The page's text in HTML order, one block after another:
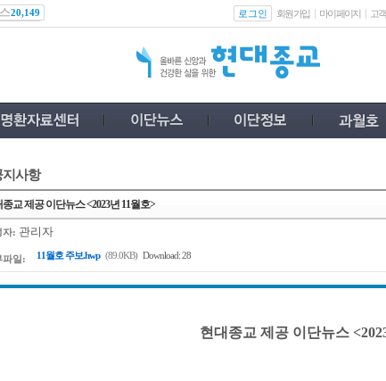
20,149 로그인 회원가입 마이페이지 고
지사항
종교 제공 이단뉴스 <2023년 11월호>
자: 관리자
파일: 11월호 주보.hwp (89.0KB) Download: 28
현대종교 제공 이단뉴스